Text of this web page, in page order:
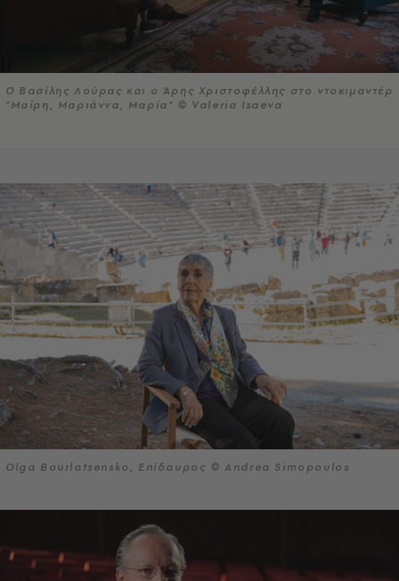
Ο Βασίλης Λούρας και ο Άρης Χριστοφέλλης στο ντοκιμαντέρ
"Μαίρη, Μαριάννα, Μαρία" © Valeria Isaeva
Olga Bourlatsensko, Επίδαυρος © Andrea Simopoulos